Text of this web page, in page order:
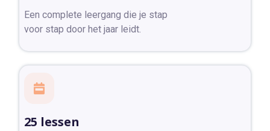
Een complete leergang die je stap
voor stap door het jaar leidt.
25 lessen